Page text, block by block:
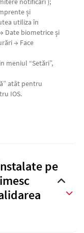
și
utiliza în
Date biometrice și
→ Face
meniul “Setări”,
atât pentru
IOS.
pe